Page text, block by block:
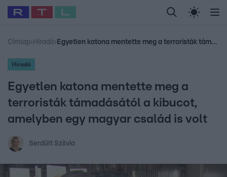
Legfrissebb RTL Híradó Randi Celeb vagyok,
Babits Marcella Most Wanted Gallusz
Címlap› Híradó› Egyetlen katona mentette meg a terroristák támadásától a kibucot, amelyben egy magyar család is volt
Híradó
Egyetlen katona mentette meg a
terroristák támadásától a kibucot,
amelyben egy magyar család is volt
Serdült Szilvia